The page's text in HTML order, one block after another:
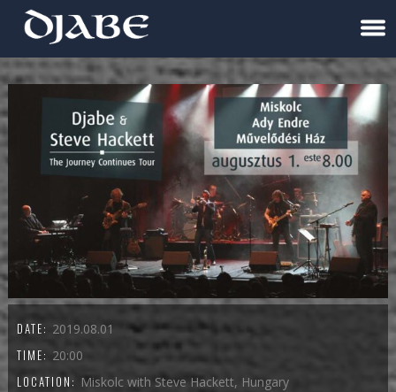
DATE: 2019.08.01
TIME: 20:00
LOCATION: Miskolc with Steve Hackett, Hungary